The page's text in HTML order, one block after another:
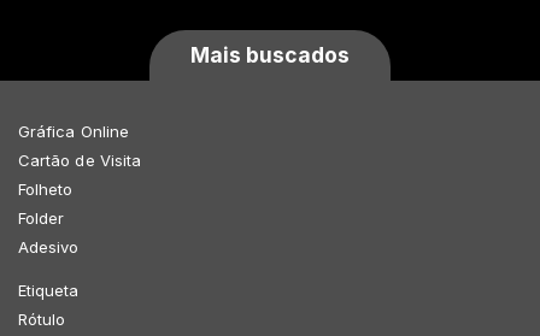
Mais buscados
Gráfica Online
Cartão de Visita
Folheto
Folder
Adesivo
Etiqueta
Rótulo